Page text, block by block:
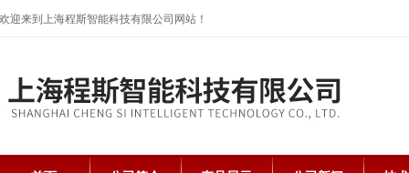
欢迎来到上海程斯智能科技有限公司网站！